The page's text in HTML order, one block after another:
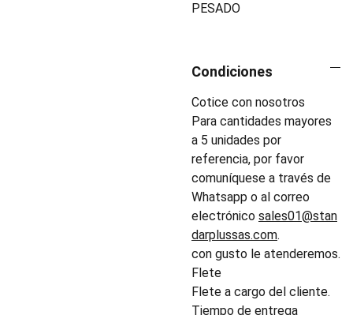
PESADO
Condiciones
Cotice con nosotros
Para cantidades mayores
a 5 unidades por
referencia, por favor
comuníquese a través de
Whatsapp o al correo
electrónico sales01@stan
darplussas.com.
con gusto le atenderemos.
Flete
Flete a cargo del cliente.
Tiempo de entrega